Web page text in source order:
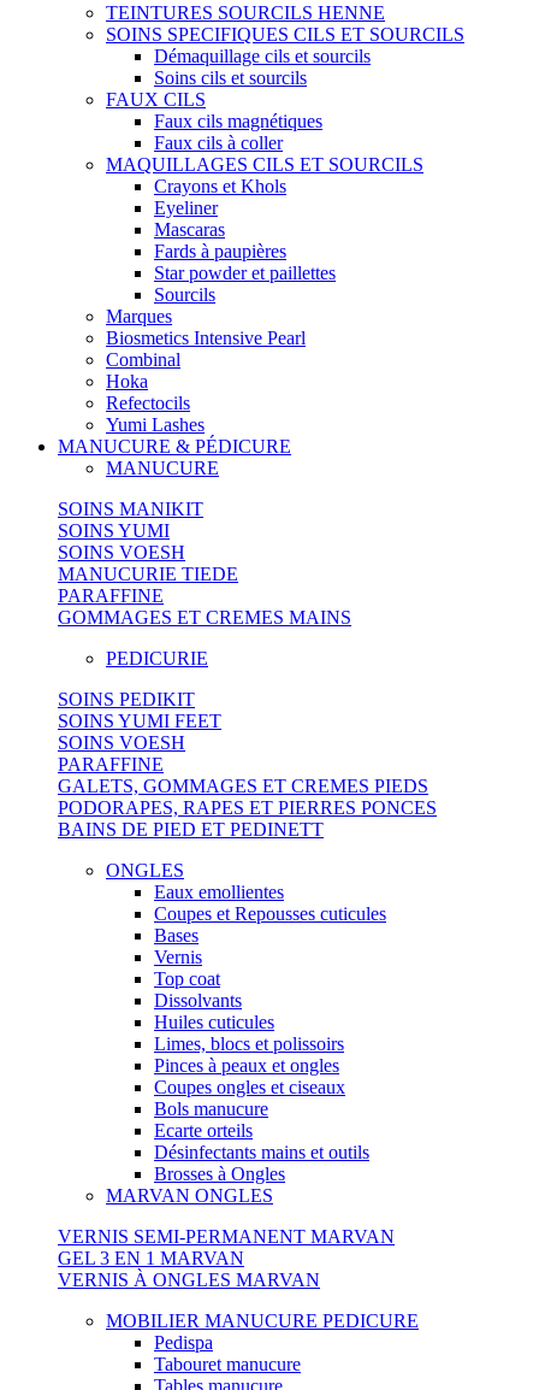
TEINTURES SOURCILS HENNE
SOINS SPECIFIQUES CILS ET SOURCILS
Démaquillage cils et sourcils
Soins cils et sourcils
FAUX CILS
Faux cils magnétiques
Faux cils à coller
MAQUILLAGES CILS ET SOURCILS
Crayons et Khols
Eyeliner
Mascaras
Fards à paupières
Star powder et paillettes
Sourcils
Marques
Biosmetics Intensive Pearl
Combinal
Hoka
Refectocils
Yumi Lashes
MANUCURE & PÉDICURE
MANUCURE
SOINS MANIKIT
SOINS YUMI
SOINS VOESH
MANUCURIE TIEDE
PARAFFINE
GOMMAGES ET CREMES MAINS
PEDICURIE
SOINS PEDIKIT
SOINS YUMI FEET
SOINS VOESH
PARAFFINE
GALETS, GOMMAGES ET CREMES PIEDS
PODORAPES, RAPES ET PIERRES PONCES
BAINS DE PIED ET PEDINETT
ONGLES
Eaux emollientes
Coupes et Repousses cuticules
Bases
Vernis
Top coat
Dissolvants
Huiles cuticules
Limes, blocs et polissoirs
Pinces à peaux et ongles
Coupes ongles et ciseaux
Bols manucure
Ecarte orteils
Désinfectants mains et outils
Brosses à Ongles
MARVAN ONGLES
VERNIS SEMI-PERMANENT MARVAN
GEL 3 EN 1 MARVAN
VERNIS À ONGLES MARVAN
MOBILIER MANUCURE PEDICURE
Pedispa
Tabouret manucure
Tables manucure